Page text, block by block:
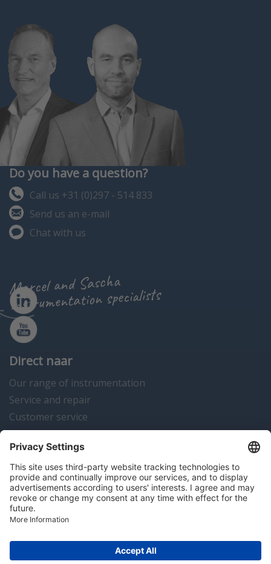
Do you have a question?
Call us +31 (0)297 - 514 833
Send us an e-mail
Chat with us
Marcel and Sascha
instrumentation specialists
Direct naar
Our range of instrumentation
Service and repair
Customer service
Instrumentation news
Contact us
Algemene voorwaarden Disclaimer
Colofon
Copyright © 2026 Hitma B.V.. All rights reserved.